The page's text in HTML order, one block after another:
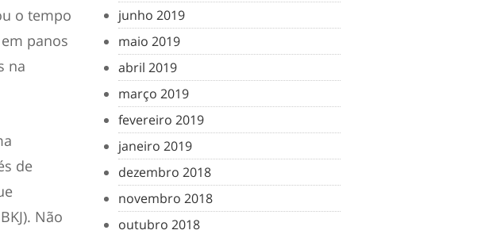
o tempo
panos
na
de
Não
junho 2019
maio 2019
abril 2019
março 2019
fevereiro 2019
janeiro 2019
dezembro 2018
novembro 2018
outubro 2018